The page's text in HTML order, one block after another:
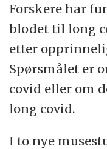
Forskere har
blodet til long
etter
Spørsmålet er
covid eller om
long covid.
I to nye